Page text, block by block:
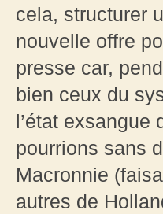
cela, structurer
nouvelle offre
presse car,
bien ceux du
l’état exsangue
pourrions sans
Macronnie
autres de